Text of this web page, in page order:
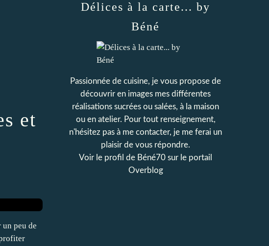
et
un peu de
Délices à la carte... by
Béné
Passionnée de cuisine, je vous propose de
découvrir en images mes différentes
réalisations sucrées ou salées, à la maison
ou en atelier. Pour tout renseignement,
n'hésitez pas à me contacter, je me ferai un
plaisir de vous répondre.
Voir le profil de Béné70 sur le portail
Overblog